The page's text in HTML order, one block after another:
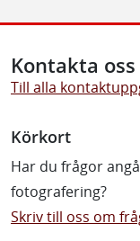
Kontakta oss
Till alla
Körkort
Har du frågor
fotografering?
Skriv till oss om